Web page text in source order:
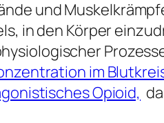
und
in den Körper
im
Opioid,